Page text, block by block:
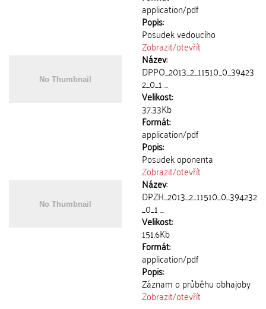
application/pdf
Popis:
Posudek vedoucího
Zobrazit/otevřít
Název:
DPPO_2013_2_11510_0_39423
2_0_1 ...
Velikost:
37.33Kb
Formát:
application/pdf
Popis:
Posudek oponenta
Zobrazit/otevřít
Název:
DPZH_2013_2_11510_0_394232
_0_1 ...
Velikost:
151.6Kb
Formát:
application/pdf
Popis:
Záznam o průběhu obhajoby
Zobrazit/otevřít